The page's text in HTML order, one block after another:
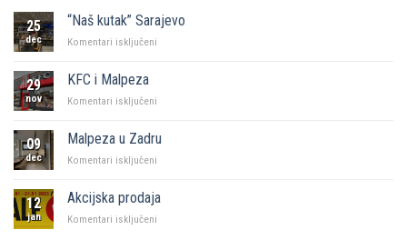
25
dec
“Naš kutak” Sarajevo
Komentari isključeni
29
nov
KFC i Malpeza
Komentari isključeni
Malpeza
09
dec
Malpeza u Zadru
Komentari isključeni
Zadru
12
jan
Akcijska prodaja
Komentari isključeni